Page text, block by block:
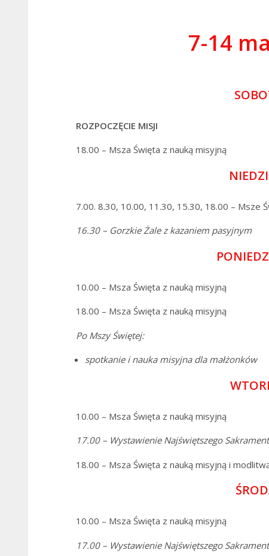
7-14
ROZPOCZĘCIE MISJI
18.00 – Msza Święta z nauką misyjną
7.00. 8.30, 10.00, 11.30, 15.30, 18.00 – Msze
16.30 – Gorzkie Żale z kazaniem pasyjnym
10.00 – Msza Święta z nauką misyjną
18.00 – Msza Święta z nauką misyjną
Po Mszy Świętej:
spotkanie i nauka misyjna dla małżonków
10.00 – Msza Święta z nauką misyjną
17.00 – Wystawienie Najświętszego
18.00 – Msza Święta z nauką misyjną i
10.00 – Msza Święta z nauką misyjną
17.00 – Wystawienie Najświętszego